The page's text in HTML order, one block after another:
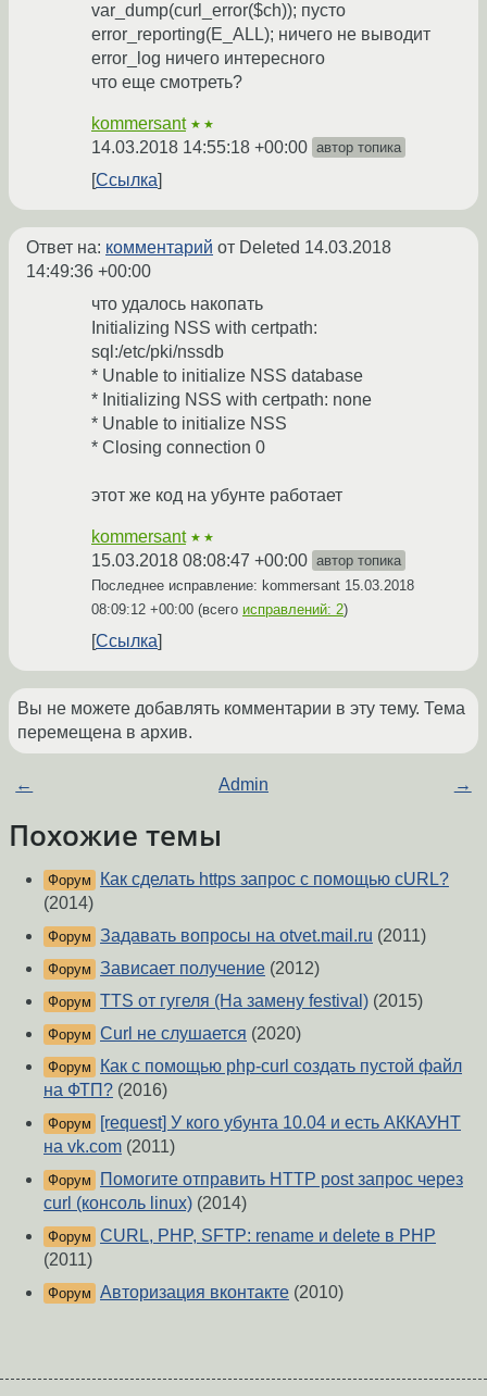
var_dump(curl_error($ch)); пусто
error_reporting(E_ALL); ничего не выводит
error_log ничего интересного
что еще смотреть?
kommersant ★★
14.03.2018 14:55:18 +00:00 автор топика
Ссылка
Ответ на: комментарий от Deleted 14.03.2018
14:49:36 +00:00
что удалось накопать
Initializing NSS with certpath:
sql:/etc/pki/nssdb
* Unable to initialize NSS database
* Initializing NSS with certpath: none
* Unable to initialize NSS
* Closing connection 0
этот же код на убунте работает
kommersant ★★
15.03.2018 08:08:47 +00:00 автор топика
Последнее исправление: kommersant 15.03.2018
08:09:12 +00:00 (всего исправлений: 2)
Ссылка
Вы не можете добавлять комментарии в эту тему. Тема
перемещена в архив.
← Admin →
Похожие темы
Форум
Как сделать https запрос с помощью cURL?
(2014)
Форум Задавать вопросы на otvet.mail.ru (2011)
Форум Зависает получение (2012)
Форум TTS от гугеля (На замену festival) (2015)
Форум Curl не слушается (2020)
Форум
Как с помощью php-curl создать пустой файл
на ФТП? (2016)
Форум
[request] У кого убунта 10.04 и есть АККАУНТ
на vk.com (2011)
Форум
Помогите отправить HTTP post запрос через
curl (консоль linux) (2014)
Форум CURL, PHP, SFTP: rename и delete в PHP
(2011)
Форум Авторизация вконтакте (2010)